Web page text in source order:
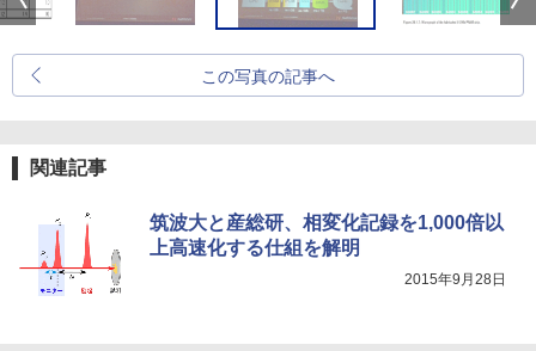
この写真の記事へ
関連記事
筑波大と産総研、相変化記録を1,000倍以
上高速化する仕組を解明
2015年9月28日